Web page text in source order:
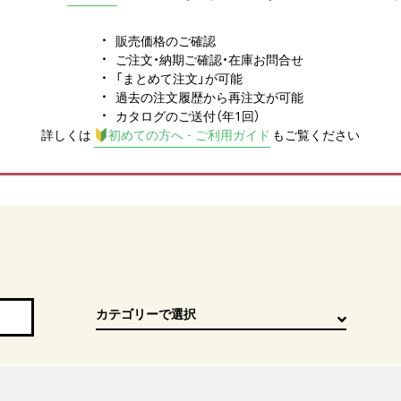
販売価格のご確認
ご注文・納期ご確認・在庫お問合せ
「まとめて注文」が可能
過去の注文履歴から再注文が可能
カタログのご送付（年1回）
詳しくは
初めての方へ - ご利用ガイド もご覧ください